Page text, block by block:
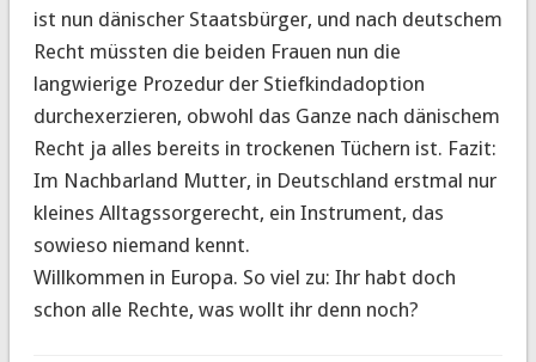
ist nun dänischer Staatsbürger, und nach deutschem
Recht müssten die beiden Frauen nun die
langwierige Prozedur der Stiefkindadoption
durchexerzieren, obwohl das Ganze nach dänischem
Recht ja alles bereits in trockenen Tüchern ist. Fazit:
Im Nachbarland Mutter, in Deutschland erstmal nur
kleines Alltagssorgerecht, ein Instrument, das
sowieso niemand kennt.
Willkommen in Europa. So viel zu: Ihr habt doch
schon alle Rechte, was wollt ihr denn noch?